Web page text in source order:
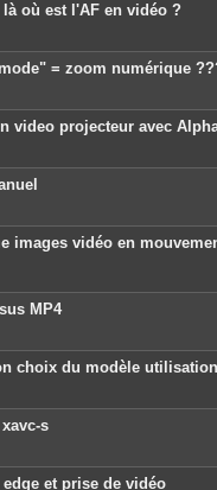
où est l'AF en vidéo ?
= zoom numérique
video projecteur avec
images vidéo en
MP4
choix du modèle
s
edge et prise de vidéo